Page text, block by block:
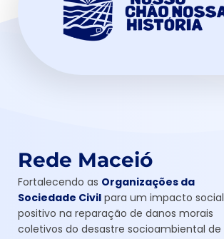
Rede Maceió
Fortalecendo as Organizações da
Sociedade Civil para um impacto social
positivo na reparação de danos morais
coletivos do desastre socioambiental de